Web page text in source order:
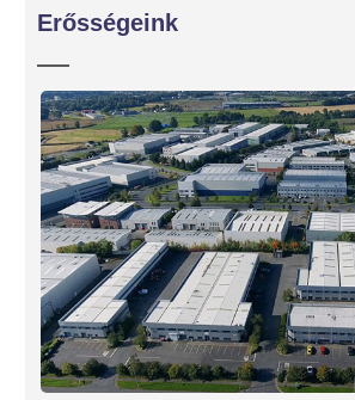
Erősségeink